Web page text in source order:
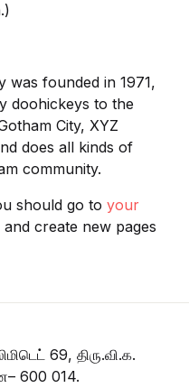
மருத்துவம்
வணிகம் &
was founded in 1971,
doohickeys to the
City, XYZ
does all kinds of
community.
should go to your
create new pages
69, திரு.வி.க.
600 014.